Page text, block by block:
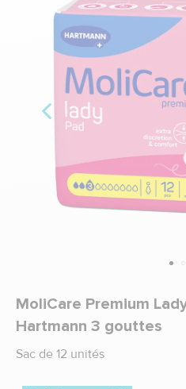
MoliCare Premium
Hartmann 3 gouttes
Sac de 12 unités